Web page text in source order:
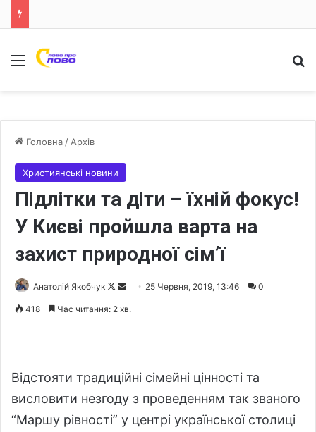
Меню
Головна / Архів
Християнські новини
Підлітки та діти – їхній фокус!
У Києві пройшла варта на
захист природної сім’ї
Анатолій Якобчук
F
w
o
n
X
n
m
a
25 Червня, 2019, 13:46 0
418 Час читання: 2 хв.
Відстояти традиційні сімейні цінності та
висловити незгоду з проведенням так званого
“Маршу рівності” у центрі української столиці